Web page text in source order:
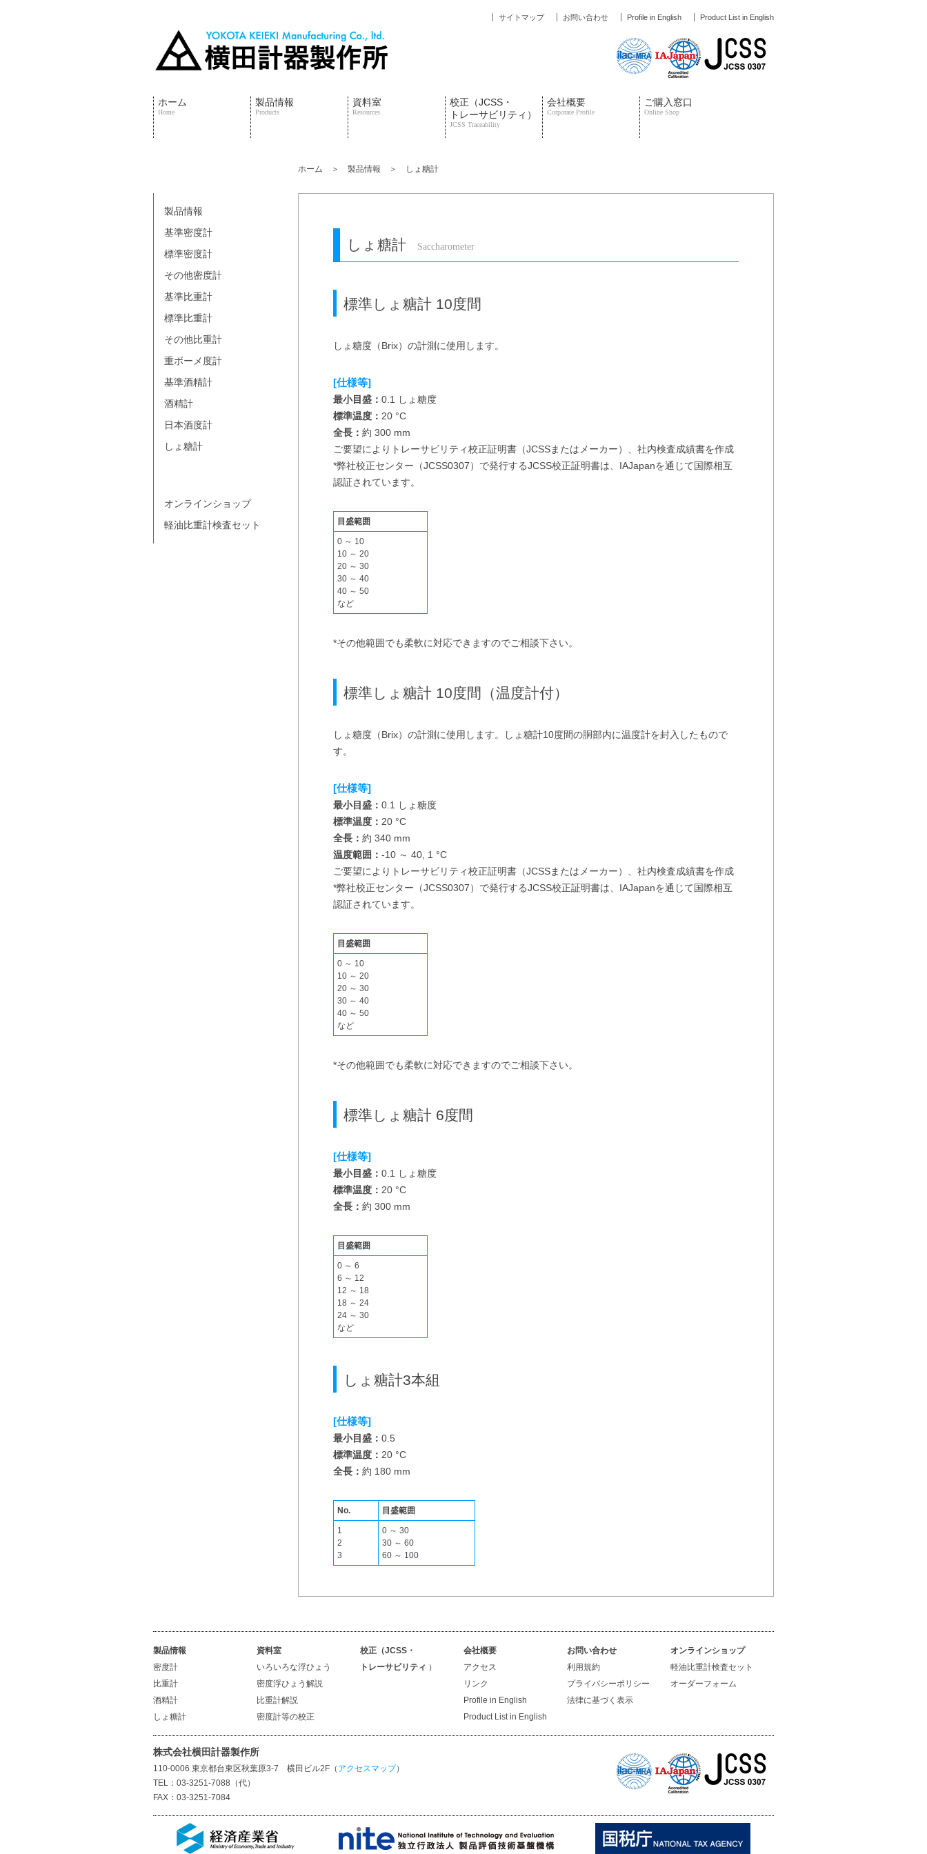
サイトマップ お問い合わせ Profile in English Product List in English
ホーム
Home
製品情報
Products
資料室
Resources
校正（JCSS・
トレーサビリティ）
JCSS Traceability
会社概要
Corporate Profile
ご購入窓口
Online Shop
ホーム ＞ 製品情報 ＞ しょ糖計
製品情報
基準密度計
標準密度計
その他密度計
基準比重計
標準比重計
その他比重計
重ボーメ度計
基準酒精計
酒精計
日本酒度計
しょ糖計
オンラインショップ
軽油比重計検査セット
しょ糖計 Saccharometer
標準しょ糖計 10度間
しょ糖度（Brix）の計測に使用します。
[仕様等]
最小目盛： 0.1 しょ糖度
標準温度： 20 °C
全長： 約 300 mm
ご要望によりトレーサビリティ校正証明書（JCSSまたはメーカー）、社内検査成績書を作成
*弊社校正センター（JCSS0307）で発行するJCSS校正証明書は、IAJapanを通じて国際相互
認証されています。
目盛範囲
0 ～ 10
10 ～ 20
20 ～ 30
30 ～ 40
40 ～ 50
など
*その他範囲でも柔軟に対応できますのでご相談下さい。
標準しょ糖計 10度間（温度計付）
しょ糖度（Brix）の計測に使用します。しょ糖計10度間の胴部内に温度計を封入したもので
す。
[仕様等]
最小目盛： 0.1 しょ糖度
標準温度： 20 °C
全長： 約 340 mm
温度範囲： -10 ～ 40, 1 °C
ご要望によりトレーサビリティ校正証明書（JCSSまたはメーカー）、社内検査成績書を作成
*弊社校正センター（JCSS0307）で発行するJCSS校正証明書は、IAJapanを通じて国際相互
認証されています。
目盛範囲
0 ～ 10
10 ～ 20
20 ～ 30
30 ～ 40
40 ～ 50
など
*その他範囲でも柔軟に対応できますのでご相談下さい。
標準しょ糖計 6度間
[仕様等]
最小目盛： 0.1 しょ糖度
標準温度： 20 °C
全長： 約 300 mm
目盛範囲
0 ～ 6
6 ～ 12
12 ～ 18
18 ～ 24
24 ～ 30
など
しょ糖計3本組
[仕様等]
最小目盛： 0.5
標準温度： 20 °C
全長： 約 180 mm
No. 目盛範囲
1
2
3
0 ～ 30
30 ～ 60
60 ～ 100
製品情報
密度計
比重計
酒精計
しょ糖計
資料室
いろいろな浮ひょう
密度浮ひょう解説
比重計解説
密度計等の校正
校正（JCSS・
トレーサビリティ ）
会社概要
アクセス
リンク
Profile in English
Product List in English
お問い合わせ
利用規約
プライバシーポリシー
法律に基づく表示
オンラインショップ
軽油比重計検査セット
オーダーフォーム
株式会社横田計器製作所
110-0006 東京都台東区秋葉原3-7 横田ビル2F（ アクセスマップ）
TEL：03-3251-7088（代）
FAX：03-3251-7084